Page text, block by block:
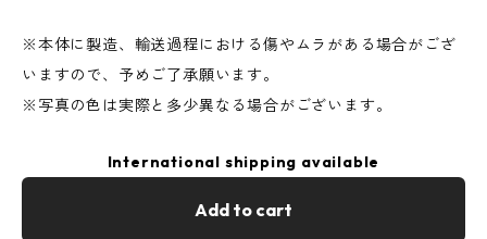
※本体に製造、輸送過程における傷やムラがある場合がござ
いますので、予めご了承願います。
※写真の色は実際と多少異なる場合がございます。
International shipping available
Add to cart